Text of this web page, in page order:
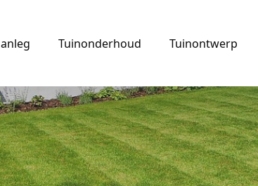
Tuinonderhoud Tuinontwerp